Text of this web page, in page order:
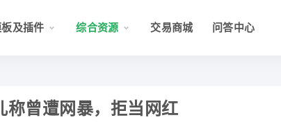
及插件 综合资源 交易商城 问答中心
称曾遭网暴，拒当网红